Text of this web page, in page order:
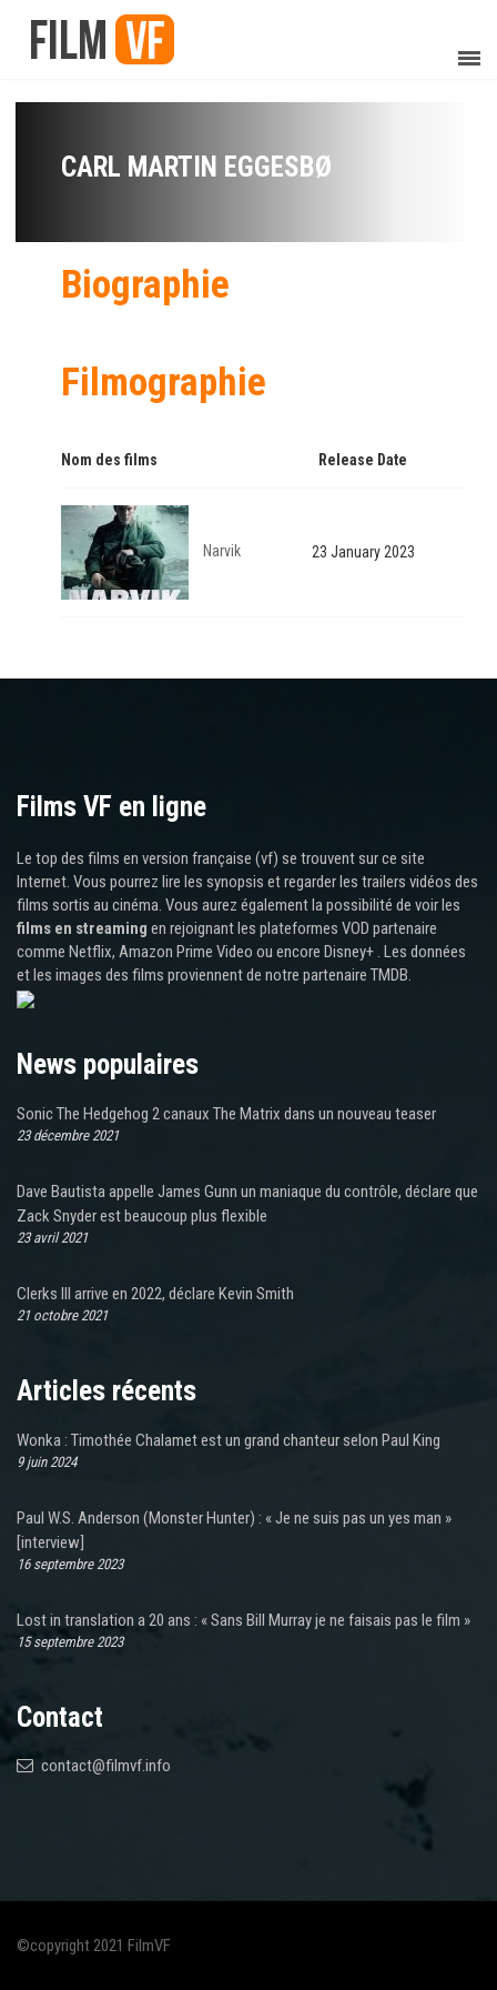
CARL MARTIN EGGESBØ
Biographie
Filmographie
Nom des films Release Date
Narvik 23 January 2023
Films VF en ligne
Le top des films en version française (vf) se trouvent sur ce site
Internet. Vous pourrez lire les synopsis et regarder les trailers vidéos des
films sortis au cinéma. Vous aurez également la possibilité de voir les
films en streaming en rejoignant les plateformes VOD partenaire
comme Netflix, Amazon Prime Video ou encore Disney+ . Les données
et les images des films proviennent de notre partenaire TMDB.
News populaires
Sonic The Hedgehog 2 canaux The Matrix dans un nouveau teaser
23 décembre 2021
Dave Bautista appelle James Gunn un maniaque du contrôle, déclare que
Zack Snyder est beaucoup plus flexible
23 avril 2021
Clerks III arrive en 2022, déclare Kevin Smith
21 octobre 2021
Articles récents
Wonka : Timothée Chalamet est un grand chanteur selon Paul King
9 juin 2024
Paul W.S. Anderson (Monster Hunter) : « Je ne suis pas un yes man »
[interview]
16 septembre 2023
Lost in translation a 20 ans : « Sans Bill Murray je ne faisais pas le film »
15 septembre 2023
Contact
contact@filmvf.info
©copyright 2021 FilmVF